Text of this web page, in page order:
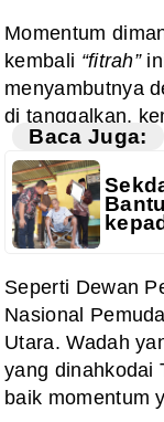
Momentum
kembali “fitrah”
menyambutnya
di tanggalkan,
Baca Juga:
Seperti Dewan
Nasional
Utara. Wadah
yang dinahkodai
baik momentum